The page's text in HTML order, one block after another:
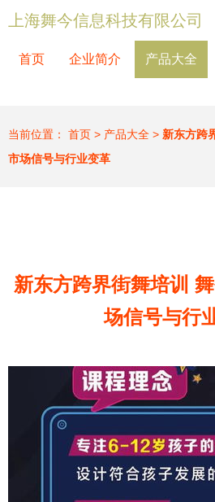
上海舞今信息科技有限公司
首页 企业简介 产品大全
当前位置： 首页 > 产品大全 > 新东方跨
市场信号与行业变革
新东方跨界街舞培训
场信号与行